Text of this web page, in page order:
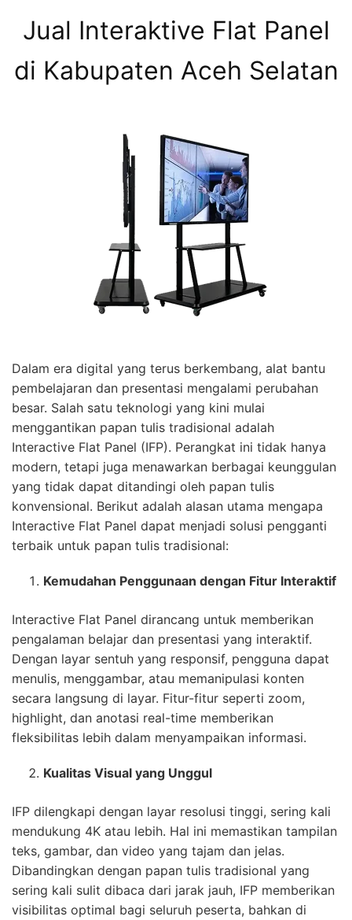
Jual Interaktive Flat Panel
di Kabupaten Aceh Selatan
Dalam era digital yang terus berkembang, alat bantu
pembelajaran dan presentasi mengalami perubahan
besar. Salah satu teknologi yang kini mulai
menggantikan papan tulis tradisional adalah
Interactive Flat Panel (IFP). Perangkat ini tidak hanya
modern, tetapi juga menawarkan berbagai keunggulan
yang tidak dapat ditandingi oleh papan tulis
konvensional. Berikut adalah alasan utama mengapa
Interactive Flat Panel dapat menjadi solusi pengganti
terbaik untuk papan tulis tradisional:
Kemudahan Penggunaan dengan Fitur Interaktif
Interactive Flat Panel dirancang untuk memberikan
pengalaman belajar dan presentasi yang interaktif.
Dengan layar sentuh yang responsif, pengguna dapat
menulis, menggambar, atau memanipulasi konten
secara langsung di layar. Fitur-fitur seperti zoom,
highlight, dan anotasi real-time memberikan
fleksibilitas lebih dalam menyampaikan informasi.
Kualitas Visual yang Unggul
IFP dilengkapi dengan layar resolusi tinggi, sering kali
mendukung 4K atau lebih. Hal ini memastikan tampilan
teks, gambar, dan video yang tajam dan jelas.
Dibandingkan dengan papan tulis tradisional yang
sering kali sulit dibaca dari jarak jauh, IFP memberikan
visibilitas optimal bagi seluruh peserta, bahkan di